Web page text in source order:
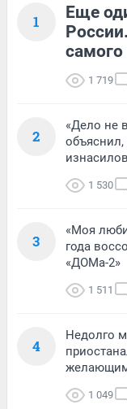
1
Еще
самого
1 719
2
«Дело не
объяснил,
1 530
3
«Моя
года
«ДОМа-2»
1 511
4
Недолго
желающим
1 049